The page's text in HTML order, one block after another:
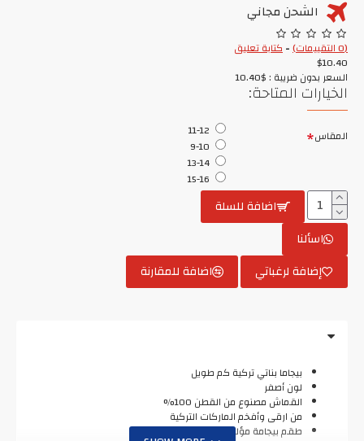
الشحن مجاني
(0 التقييمات) -كتابة تعليق
$10.40
السعر بدون ضريبة : $10.40
الخيارات المتاحة:
المقاس
11-12
9-10
13-14
15-16
اضافة للسلة
اسألنا
إضافة لرغباتي
اضافة للمقارنة
بيجاما بناتي تركية كم طويل
لون أصفر
القماش مصنوع من القطن 100%
من ارقى وأفخم الماركات التركية
طقم بيجامة مؤلف من قطعتين